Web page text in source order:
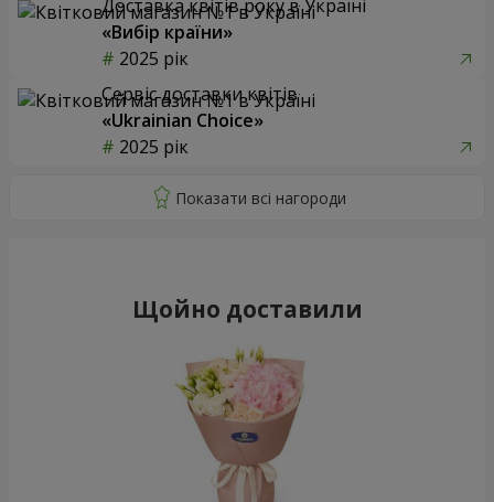
Доставка квітів року в Україні
«Вибір країни»
2025 рік
Сервіс доставки квітів
«Ukrainian Choice»
2025 рік
Щойно доставили